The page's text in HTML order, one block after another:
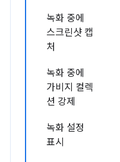
녹화 중에
스크린샷 캡
처
녹화 중에
가비지 컬렉
션 강제
녹화 설정
표시